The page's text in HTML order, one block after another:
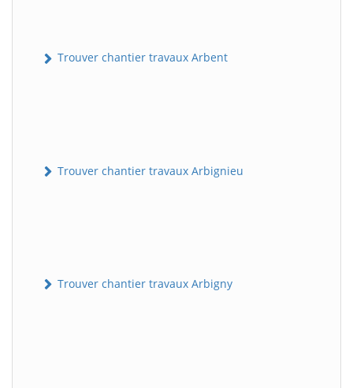
Trouver chantier travaux Arbent
Trouver chantier travaux Arbignieu
Trouver chantier travaux Arbigny